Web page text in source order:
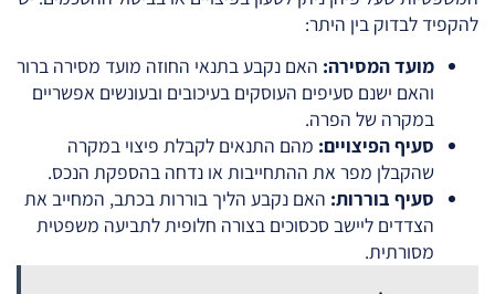
להקפיד לבדוק בין היתר:
מועד המסירה: האם נקבע בתנאי החוזה מועד מסירה ברור
והאם ישנם סעיפים העוסקים בעיכובים ובעונשים אפשריים
במקרה של הפרה.
סעיף הפיצויים: מהם התנאים לקבלת פיצוי במקרה
שהקבלן מפר את ההתחייבות או נדחה בהספקת הנכס.
סעיף בוררות: האם נקבע הליך בוררות בכתב, המחייב את
הצדדים ליישב סכסוכים בצורה חלופית לתביעה משפטית
מסורתית.